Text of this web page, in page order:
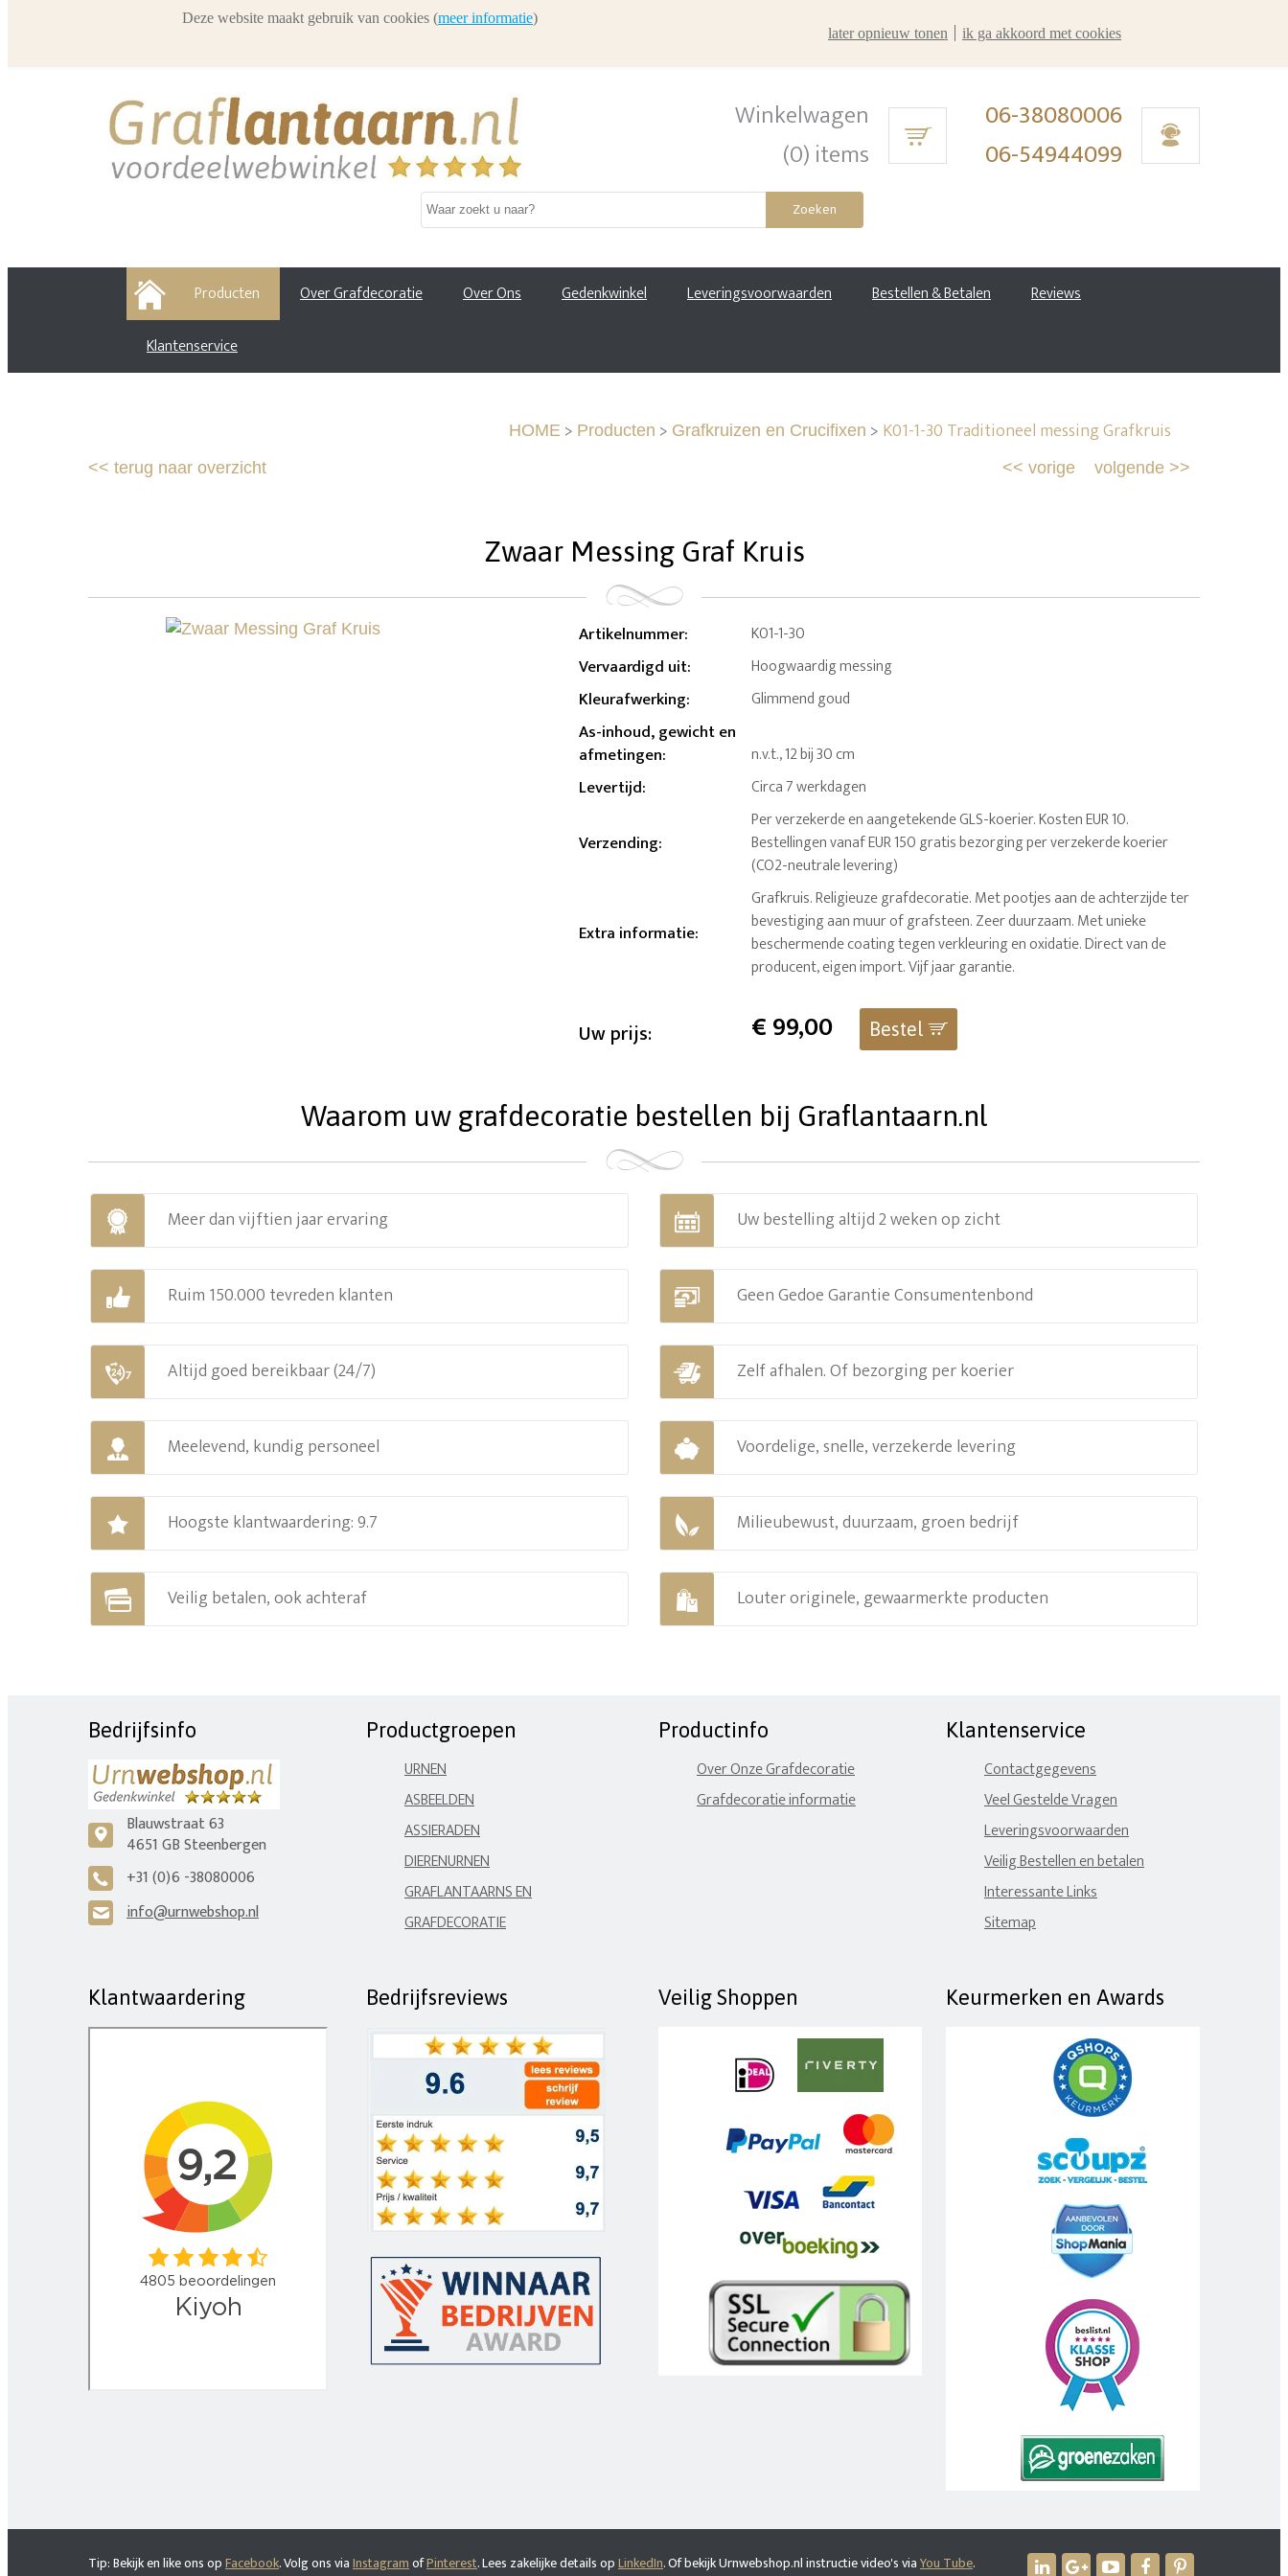
Winkelwagen
(0) items
06-38080006
06-54944099
Zoeken
HOME Producten Over Grafdecoratie Over Ons Gedenkwinkel Leveringsvoorwaarden Bestellen & Betalen Reviews
Klantenservice
HOME > Producten > Grafkruizen en Crucifixen > K01-1-30 Traditioneel messing Grafkruis
<< terug naar overzicht volgende >>
<< vorige
Zwaar Messing Graf Kruis
Artikelnummer: K01-1-30
Vervaardigd uit: Hoogwaardig messing
Kleurafwerking: Glimmend goud
As-inhoud, gewicht en
afmetingen: n.v.t., 12 bij 30 cm
Levertijd: Circa 7 werkdagen
Verzending:
Per verzekerde en aangetekende GLS-koerier. Kosten EUR 10.
Bestellingen vanaf EUR 150 gratis bezorging per verzekerde koerier
(CO2-neutrale levering)
Extra informatie:
Grafkruis. Religieuze grafdecoratie. Met pootjes aan de achterzijde ter
bevestiging aan muur of grafsteen. Zeer duurzaam. Met unieke
beschermende coating tegen verkleuring en oxidatie. Direct van de
producent, eigen import. Vijf jaar garantie.
Uw prijs: €99,00 Bestel
Waarom uw grafdecoratie bestellen bij Graflantaarn.nl
Meer dan vijftien jaar ervaring Uw bestelling altijd 2 weken op zicht
Ruim 150.000 tevreden klanten Geen Gedoe Garantie Consumentenbond
Altijd goed bereikbaar (24/7) Zelf afhalen. Of bezorging per koerier
Meelevend, kundig personeel Voordelige, snelle, verzekerde levering
Hoogste klantwaardering: 9.7 Milieubewust, duurzaam, groen bedrijf
Veilig betalen, ook achteraf Louter originele, gewaarmerkte producten
Bedrijfsinfo
c
Blauwstraat 63
4651 GB Steenbergen
A +31 (0)6 -38080006
H info@urnwebshop.nl
Productgroepen
URNEN
ASBEELDEN
ASSIERADEN
DIERENURNEN
GRAFLANTAARNS EN
GRAFDECORATIE
Productinfo
Over Onze Grafdecoratie
Grafdecoratie informatie
Klantenservice
Contactgegevens
Veel Gestelde Vragen
Leveringsvoorwaarden
Veilig Bestellen en betalen
Interessante Links
Sitemap
Klantwaardering Bedrijfsreviews Veilig Shoppen Keurmerken en Awards
Tip: Bekijk en like ons opFacebook. Volg ons viaInstagramofPinterest. Lees zakelijke details opLinkedIn. Of bekijk Urnwebshop.nl instructie video's viaYou Tube.
Deze website maakt gebruik van cookies (meer informatie)
later opnieuw tonen
ik ga akkoord met cookies